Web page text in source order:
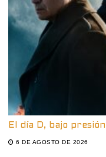
El día D, bajo presión
6 DE AGOSTO DE 2026